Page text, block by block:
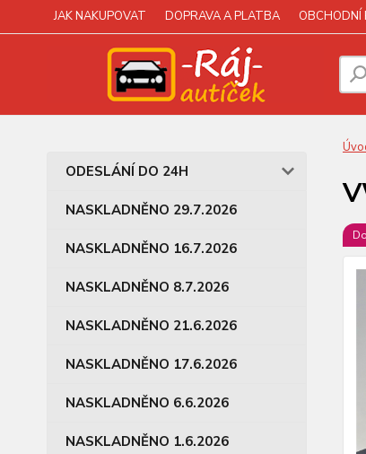
JAK NAKUPOVAT DOPRAVA A PLATBA OBCHODNÍ
ODESLÁNÍ DO 24H
NASKLADNĚNO 29.7.2026
NASKLADNĚNO 16.7.2026
NASKLADNĚNO 8.7.2026
NASKLADNĚNO 21.6.2026
NASKLADNĚNO 17.6.2026
NASKLADNĚNO 6.6.2026
NASKLADNĚNO 1.6.2026